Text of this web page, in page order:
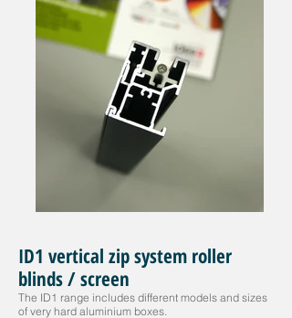
ID1 vertical zip system roller
blinds / screen
The ID1 range includes different models and sizes
of very hard aluminium boxes.